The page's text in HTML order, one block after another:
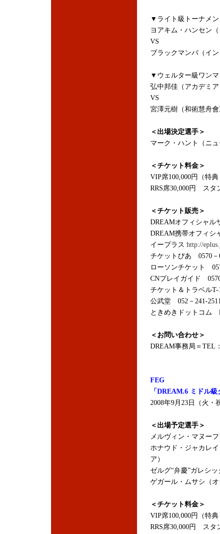
▼ライト級トーナメ
ヨアキム・ハンセン
VS
ブラックマンバ（イ
▼ウェルター級ワン
弘中邦佳（アカデミ
VS
宮澤元樹（和術慧舟
＜出場決定選手＞
マーク・ハント（ニ
＜チケット料金＞
VIP席100,000円（特
RRS席30,000円 スタ
＜チケット販売＞
DREAMオフィシャ
DREAM携帯オフィ
イープラス http://
チケットぴあ 0570－
ローソンチケット
CNプレイガイド
チケット＆トラベル
公武堂 052－241-
ときめきドットコム
＜お問い合わせ＞
DREAM事務局＝TEL
FEG
「DREAM.6 ミドル
2008年9月23日（火・
＜出場予定選手＞
メルヴィン・マヌー
ホナウド・ジャカレ
ア）
ゼルグ“弁慶”ガレシ
ゲガール・ムサシ（
＜チケット料金＞
VIP席100,000円（特
RRS席30,000円 スタ